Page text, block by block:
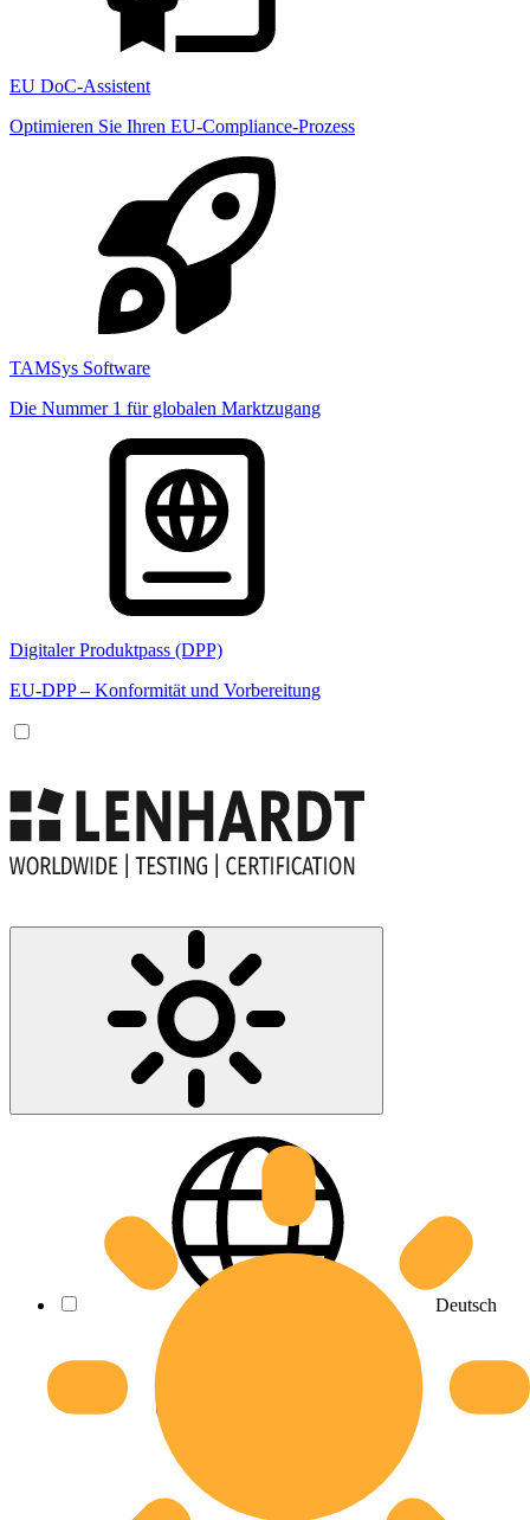
EU DoC-Assistent
Optimieren Sie Ihren EU-Compliance-Prozess
TAMSys Software
Die Nummer 1 für globalen Marktzugang
Digitaler Produktpass (DPP)
EU-DPP – Konformität und Vorbereitung
Deutsch